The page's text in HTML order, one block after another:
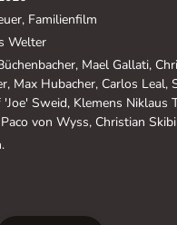
Familienfilm
Welter
Mael Gallati,
Max Hubacher, Carlos Leal,
'Joe' Sweid, Klemens Niklaus
von Wyss, Christian